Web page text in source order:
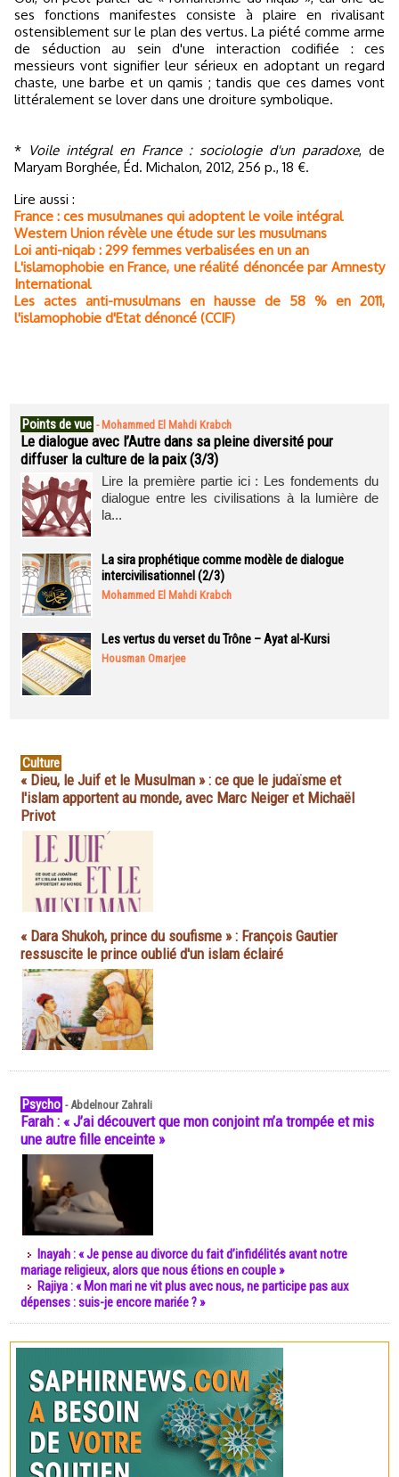
ses fonctions manifestes consiste à plaire en rivalisant
ostensiblement sur le plan des vertus. La piété comme arme
de séduction au sein d'une interaction codifiée : ces
messieurs vont signifier leur sérieux en adoptant un regard
chaste, une barbe et un qamis ; tandis que ces dames vont
littéralement se lover dans une droiture symbolique.
* Voile intégral en France : sociologie d'un paradoxe, de
Maryam Borghée, Éd. Michalon, 2012, 256 p., 18 €.
Lire aussi :
France : ces musulmanes qui adoptent le voile intégral
Western Union révèle une étude sur les musulmans
Loi anti-niqab : 299 femmes verbalisées en un an
L'islamophobie en France, une réalité dénoncée par Amnesty
International
Les actes anti-musulmans en hausse de 58 % en 2011,
l'islamophobie d'Etat dénoncé (CCIF)
Points de vue - Mohammed El Mahdi Krabch
Le dialogue avec l’Autre dans sa pleine diversité pour
diffuser la culture de la paix (3/3)
Lire la première partie ici : Les fondements du
dialogue entre les civilisations à la lumière de
la...
La sira prophétique comme modèle de dialogue
intercivilisationnel (2/3)
Mohammed El Mahdi Krabch
Les vertus du verset du Trône – Ayat al-Kursi
Housman Omarjee
Culture
« Dieu, le Juif et le Musulman » : ce que le judaïsme et
l'islam apportent au monde, avec Marc Neiger et Michaël
Privot
« Dara Shukoh, prince du soufisme » : François Gautier
ressuscite le prince oublié d'un islam éclairé
Psycho -Abdelnour Zahrali
Farah : « J’ai découvert que mon conjoint m’a trompée et mis
une autre fille enceinte »
Inayah : « Je pense au divorce du fait d’infidélités avant notre
mariage religieux, alors que nous étions en couple »
Rajiya : « Mon mari ne vit plus avec nous, ne participe pas aux
dépenses : suis-je encore mariée ? »